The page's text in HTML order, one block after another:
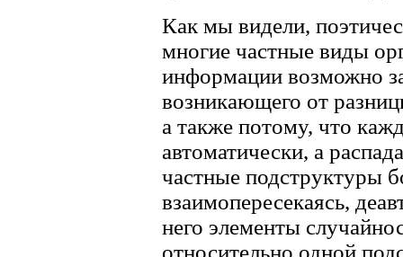
Как мы видели,
многие частные виды
информации возможно
возникающего от
а также потому, что
автоматически, а
частные подструктуры
взаимопересекаясь,
него элементы